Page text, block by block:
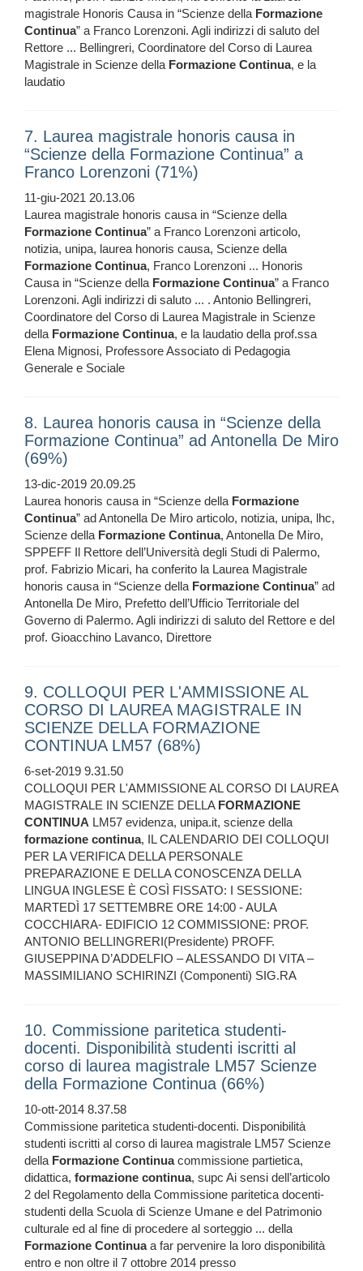
magistrale Honoris Causa in “Scienze della Formazione
Continua” a Franco Lorenzoni. Agli indirizzi di saluto del
Rettore ... Bellingreri, Coordinatore del Corso di Laurea
Magistrale in Scienze della Formazione Continua, e la
laudatio
7. Laurea magistrale honoris causa in
“Scienze della Formazione Continua” a
Franco Lorenzoni (71%)
11-giu-2021 20.13.06
Laurea magistrale honoris causa in “Scienze della
Formazione Continua” a Franco Lorenzoni articolo,
notizia, unipa, laurea honoris causa, Scienze della
Formazione Continua, Franco Lorenzoni ... Honoris
Causa in “Scienze della Formazione Continua” a Franco
Lorenzoni. Agli indirizzi di saluto ... . Antonio Bellingreri,
Coordinatore del Corso di Laurea Magistrale in Scienze
della Formazione Continua, e la laudatio della prof.ssa
Elena Mignosi, Professore Associato di Pedagogia
Generale e Sociale
8. Laurea honoris causa in “Scienze della
Formazione Continua” ad Antonella De Miro
(69%)
13-dic-2019 20.09.25
Laurea honoris causa in “Scienze della Formazione
Continua” ad Antonella De Miro articolo, notizia, unipa, lhc,
Scienze della Formazione Continua, Antonella De Miro,
SPPEFF Il Rettore dell’Università degli Studi di Palermo,
prof. Fabrizio Micari, ha conferito la Laurea Magistrale
honoris causa in “Scienze della Formazione Continua” ad
Antonella De Miro, Prefetto dell’Ufficio Territoriale del
Governo di Palermo. Agli indirizzi di saluto del Rettore e del
prof. Gioacchino Lavanco, Direttore
9. COLLOQUI PER L'AMMISSIONE AL
CORSO DI LAUREA MAGISTRALE IN
SCIENZE DELLA FORMAZIONE
CONTINUA LM57 (68%)
6-set-2019 9.31.50
COLLOQUI PER L'AMMISSIONE AL CORSO DI LAUREA
MAGISTRALE IN SCIENZE DELLA FORMAZIONE
CONTINUA LM57 evidenza, unipa.it, scienze della
formazione continua, IL CALENDARIO DEI COLLOQUI
PER LA VERIFICA DELLA PERSONALE
PREPARAZIONE E DELLA CONOSCENZA DELLA
LINGUA INGLESE È COSÌ FISSATO: I SESSIONE:
MARTEDÌ 17 SETTEMBRE ORE 14:00 - AULA
COCCHIARA- EDIFICIO 12 COMMISSIONE: PROF.
ANTONIO BELLINGRERI(Presidente) PROFF.
GIUSEPPINA D’ADDELFIO – ALESSANDO DI VITA –
MASSIMILIANO SCHIRINZI (Componenti) SIG.RA
10. Commissione paritetica studenti-
docenti. Disponibilità studenti iscritti al
corso di laurea magistrale LM57 Scienze
della Formazione Continua (66%)
10-ott-2014 8.37.58
Commissione paritetica studenti-docenti. Disponibilità
studenti iscritti al corso di laurea magistrale LM57 Scienze
della Formazione Continuacommissione partietica,
didattica, formazione continua, supc Ai sensi dell’articolo
2 del Regolamento della Commissione paritetica docenti-
studenti della Scuola di Scienze Umane e del Patrimonio
culturale ed al fine di procedere al sorteggio ... della
Formazione Continuaa far pervenire la loro disponibilità
entro e non oltre il 7 ottobre 2014 presso